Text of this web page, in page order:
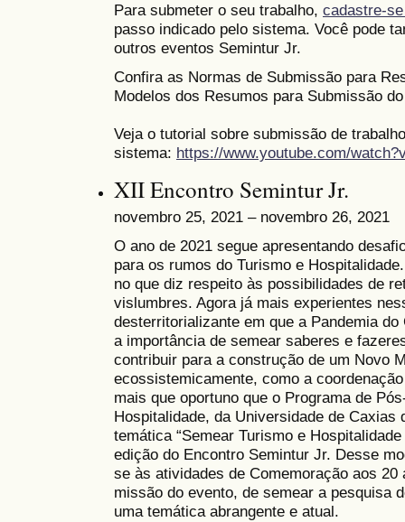
Para submeter o seu trabalho, cadastre-
passo indicado pelo sistema. Você pode
outros eventos Semintur Jr.
Confira as Normas de Submissão para
Modelos dos Resumos para Submissão
Veja o tutorial sobre submissão de
sistema: https://www.youtube.com/
XII Encontro Semintur Jr.
novembro 25, 2021 – novembro 26, 2021
O ano de 2021 segue apresentando
para os rumos do Turismo e
no que diz respeito às possibilidades de
vislumbres. Agora já mais experientes
desterritorializante em que a Pandemia
a importância de semear saberes e
contribuir para a construção de um Novo
ecossistemicamente, como a
mais que oportuno que o Programa de
Hospitalidade, da Universidade de Caxias
temática “Semear Turismo e
edição do Encontro Semintur Jr. Desse
se às atividades de Comemoração aos
missão do evento, de semear a pesquisa
uma temática abrangente e atual.